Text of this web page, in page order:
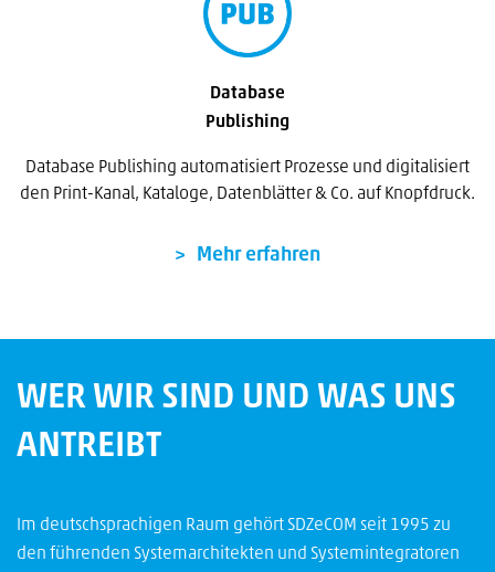
Database
Publishing
Database Publishing automatisiert Prozesse und digitalisiert
den Print-Kanal, Kataloge, Datenblätter & Co. auf Knopfdruck.
Mehr erfahren
WER WIR SIND UND WAS UNS
ANTREIBT
Im deutschsprachigen Raum gehört SDZeCOM seit 1995 zu
den führenden Systemarchitekten und Systemintegratoren